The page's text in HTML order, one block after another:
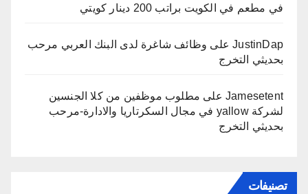
في مطعم في الكويت براتب 200 دينار كويتي
JustinDapعلى وظائف شاغرة لدى البنك العربي مرحب
بحديثي التخرج
Jamesetent على مطلوب موظفين من كلا الجنسين
لشركة yallow في مجال السكرتاريا والادارة-مرحب
بحديثي التخرج
تصنيفات